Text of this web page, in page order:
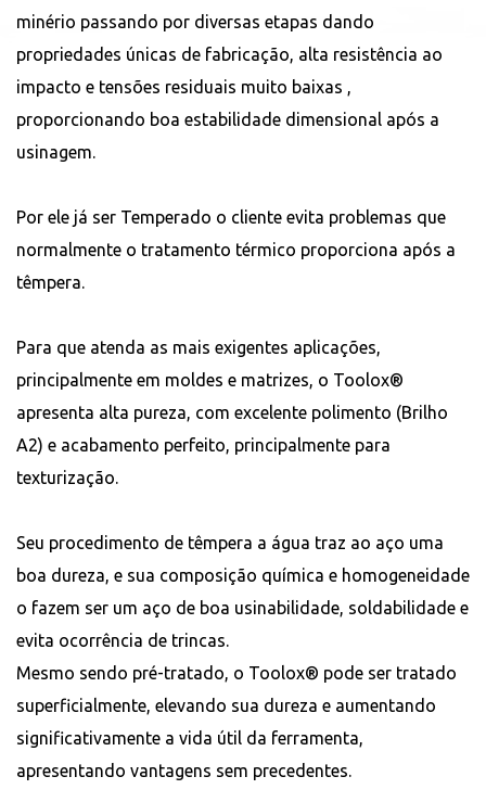
minério passando por diversas etapas dando
propriedades únicas de fabricação, alta resistência ao
impacto e tensões residuais muito baixas ,
proporcionando boa estabilidade dimensional após a
usinagem.
Por ele já ser Temperado o cliente evita problemas que
normalmente o tratamento térmico proporciona após a
têmpera.
Para que atenda as mais exigentes aplicações,
principalmente em moldes e matrizes, o Toolox®
apresenta alta pureza, com excelente polimento (Brilho
A2) e acabamento perfeito, principalmente para
texturização.
Seu procedimento de têmpera a água traz ao aço uma
boa dureza, e sua composição química e homogeneidade
o fazem ser um aço de boa usinabilidade, soldabilidade e
evita ocorrência de trincas.
Mesmo sendo pré-tratado, o Toolox® pode ser tratado
superficialmente, elevando sua dureza e aumentando
significativamente a vida útil da ferramenta,
apresentando vantagens sem precedentes.